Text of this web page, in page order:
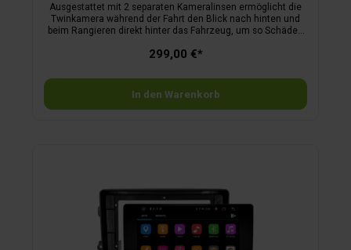
Ausgestattet mit 2 separaten Kameralinsen ermöglicht die
Twinkamera während der Fahrt den Blick nach hinten und
beim Rangieren direkt hinter das Fahrzeug, um so Schäden
IR-Beleuchtung (5 IR-LEDs) sorgt die Kamera auch bei Nacht
Rangieren. Im Lieferumfang enthalten ist ein 15 m langes
Verbindungskabel von der Kamera zum Monitor, Anschluss 1
x QuickSafe 6-Pol, männlich.
299,00 €*
In den Warenkorb